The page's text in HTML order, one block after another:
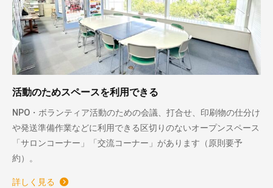
活動のためスペースを利用できる
NPO・ボランティア活動のための会議、打合せ、印刷物の仕分け
や発送準備作業などに利用できる区切りのないオープンスペース
「サロンコーナー」「交流コーナー」があります（原則要予
約）。
詳しく見る